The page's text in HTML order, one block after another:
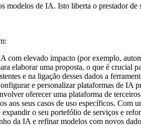
de IA. Isto liberta o prestador
com elevado impacto (por exemplo,
elaborar uma proposta, o que é crucial
e na ligação desses dados a
e personalizar plataformas de IA
oferecer uma plataforma de
aos seus casos de uso específicos.
o seu portefólio de serviços e
da IA e refinar modelos com novos